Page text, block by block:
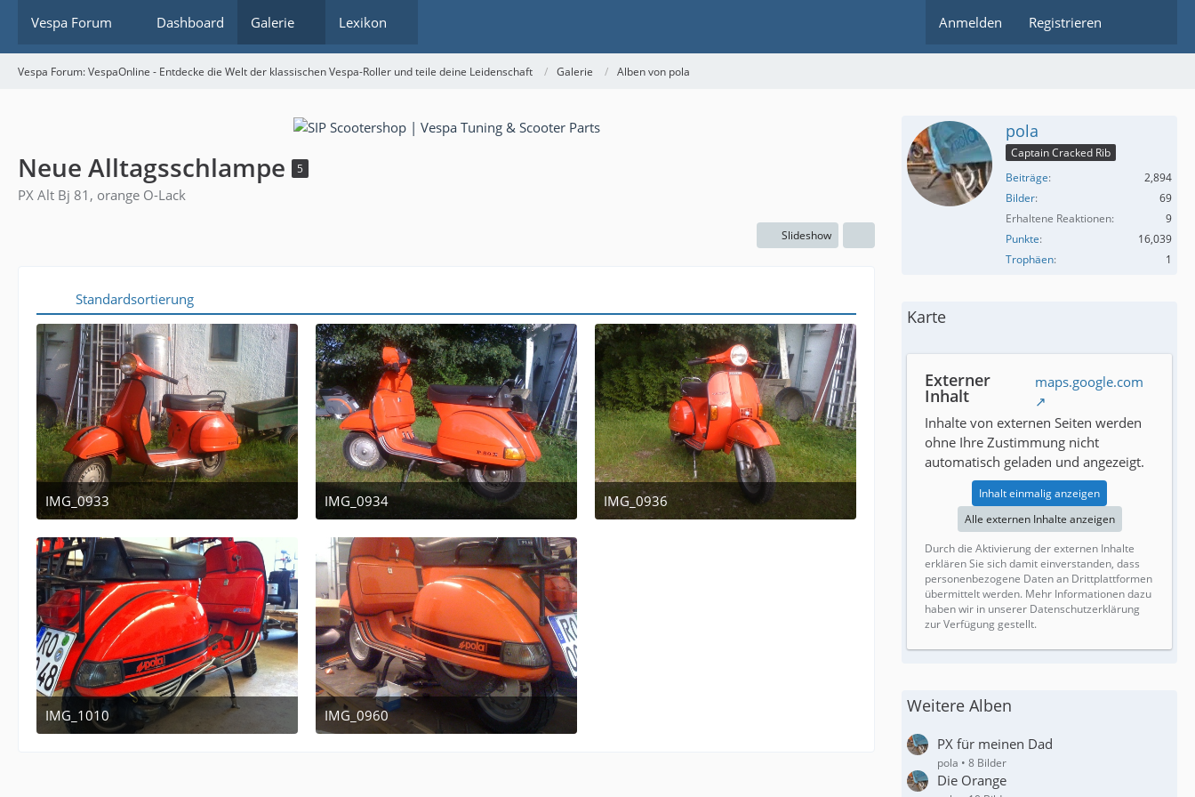
Vespa Forum Dashboard Galerie Lexikon Anmelden Registrieren
Vespa Forum: VespaOnline - Entdecke die Welt der klassischen Vespa-Roller und teile deine Leidenschaft Galerie Alben von pola
Neue Alltagsschlampe 5
PX Alt Bj 81, orange O-Lack
Slideshow
Standardsortierung
IMG_0933
July 28, 2010 at 11:49
IMG_0934
July 28, 2010 at 11:49
IMG_0936
July 28, 2010 at 11:49
IMG_1010
January 20, 2011 at 12:04
IMG_0960
January 20, 2011 at 12:06
pola
Captain Cracked Rib
Beiträge
2,894
Bilder
69
Erhaltene Reaktionen
9
Punkte
16,039
Trophäen
1
Karte
Externer
Inhalt
maps.google.com
Inhalte von externen Seiten werden
ohne Ihre Zustimmung nicht
automatisch geladen und angezeigt.
Inhalt einmalig anzeigen
Alle externen Inhalte anzeigen
Durch die Aktivierung der externen Inhalte
erklären Sie sich damit einverstanden, dass
personenbezogene Daten an Drittplattformen
übermittelt werden. Mehr Informationen dazu
haben wir in unserer Datenschutzerklärung
zur Verfügung gestellt.
Weitere Alben
PX für meinen Dad
pola 8 Bilder
Die Orange